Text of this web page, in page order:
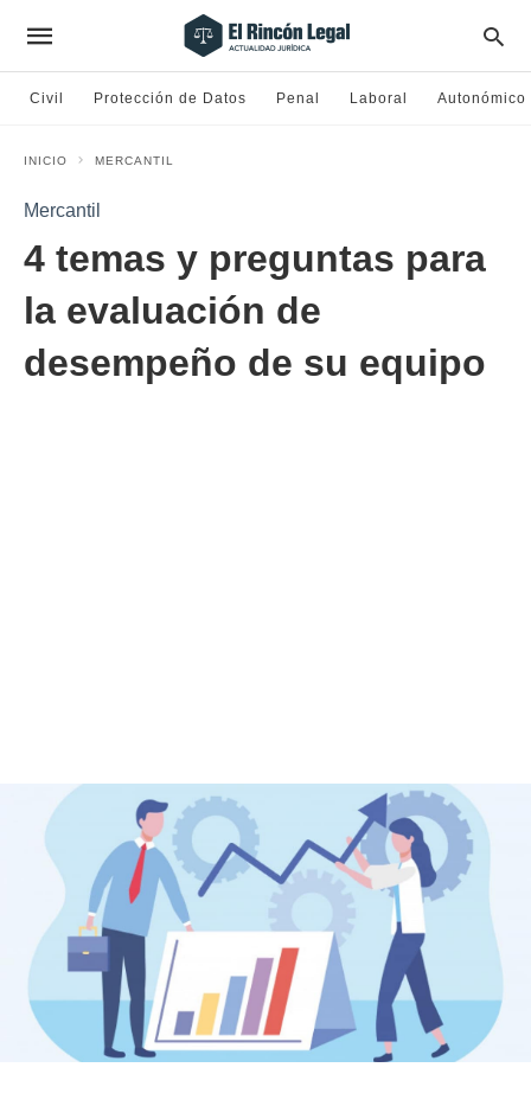
Civil Protección de Datos Penal Laboral Autonómico
INICIO MERCANTIL
Mercantil
4 temas y preguntas para
la evaluación de
desempeño de su equipo